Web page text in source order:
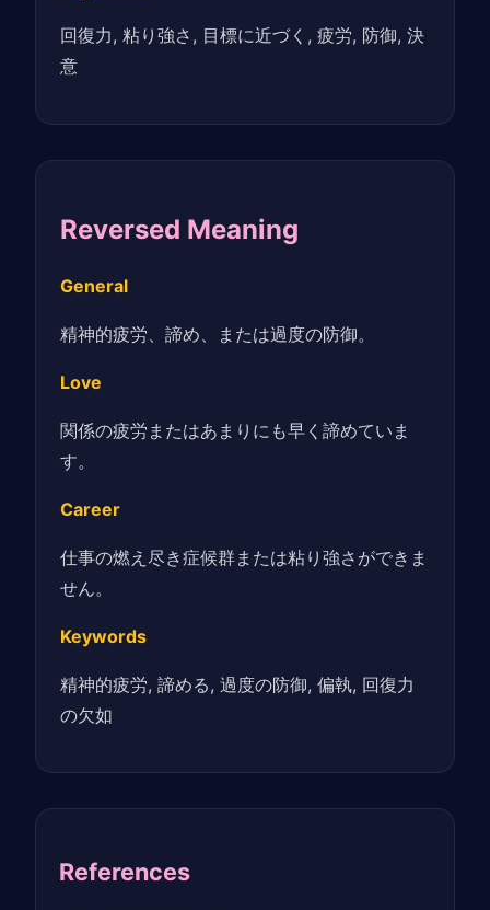
回復力, 粘り強さ, 目標に近づく, 疲労, 防御, 決
意
Reversed Meaning
General
精神的疲労、諦め、または過度の防御。
Love
関係の疲労またはあまりにも早く諦めていま
す。
Career
仕事の燃え尽き症候群または粘り強さができま
せん。
Keywords
精神的疲労, 諦める, 過度の防御, 偏執, 回復力
の欠如
References